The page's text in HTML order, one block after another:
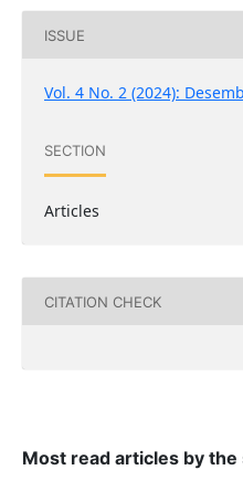
ISSUE
Vol. 4 No. 2 (2024):
SECTION
Articles
CITATION CHECK
Most read articles by